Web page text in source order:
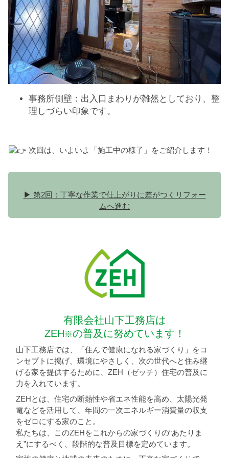
事務所側壁：出入口まわりが雑然としており、整
理しづらい印象です。
次回は、いよいよ「施工中の様子」をご紹介します！
▶ 第2回：丁寧な作業で仕上がりに差がつくリフォー
ムへ進む
有限会社山下工務店は
ZEH※の普及に努めています！
山下工務店では、「住んで健康になれる家づくり」をコ
ンセプトに掲げ、環境にやさしく、次の世代へと住み継
げる家を提供するために、ZEH（ゼッチ）住宅の普及に
力を入れています。
ZEHとは、住宅の断熱性や省エネ性能を高め、太陽光発
電などを活用して、年間の一次エネルギー消費量の収支
をゼロにする家のこと。
私たちは、このZEHをこれからの家づくりの“あたりま
え”にするべく、段階的な普及目標を定めています。